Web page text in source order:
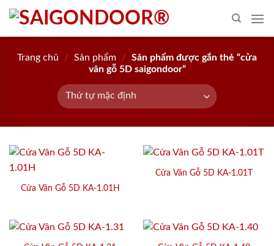
Skip
content
Trang chủ / Sản phẩm /
Sản phẩm được gắn thẻ “cửa
vân gỗ 5D saigondoor”
Cửa Vân Gỗ 5D KA-1.01H
Cửa Vân Gỗ 5D KA-1.01T